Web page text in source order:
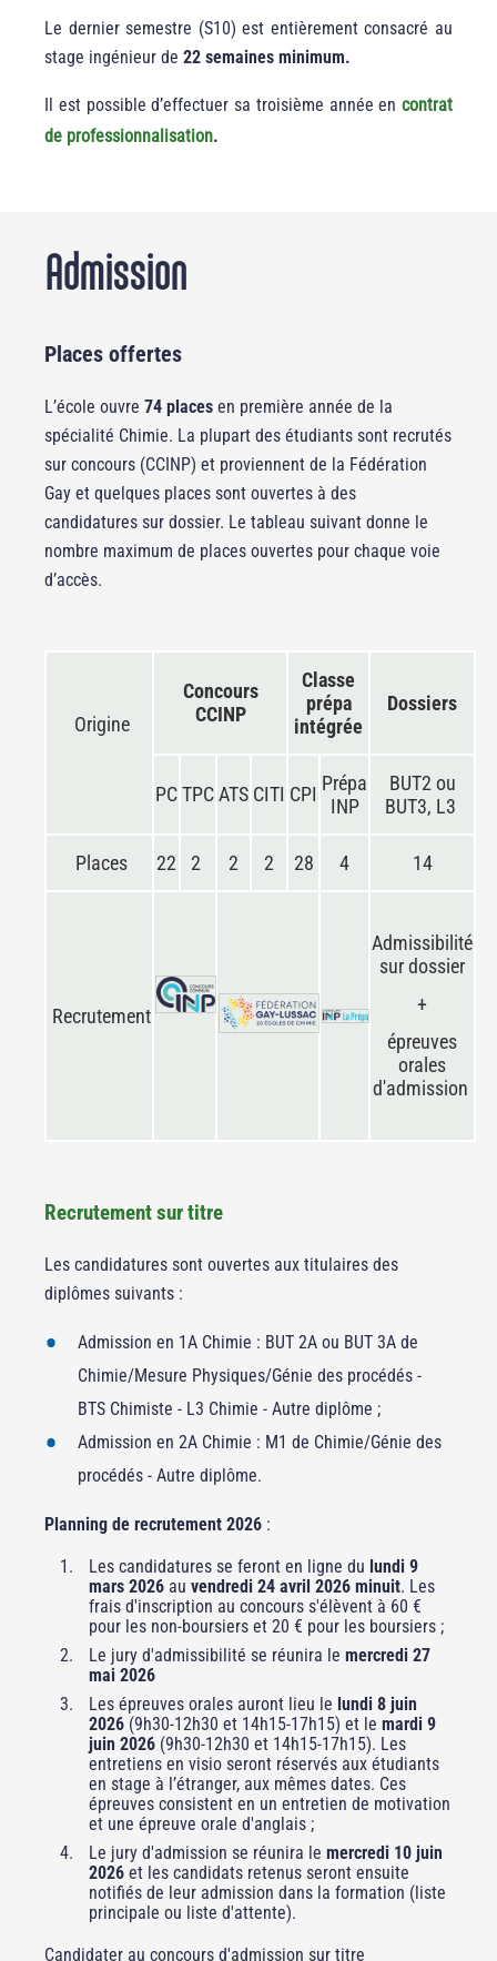
Le dernier semestre (S10) est entièrement consacré au
stage ingénieur de 22 semaines minimum.
Il est possible d’effectuer sa troisième année en contrat
de professionnalisation.
Admission
Places offertes
L’école ouvre 74 places en première année de la
spécialité Chimie. La plupart des étudiants sont recrutés
sur concours (CCINP) et proviennent de la Fédération
Gay et quelques places sont ouvertes à des
candidatures sur dossier. Le tableau suivant donne le
nombre maximum de places ouvertes pour chaque voie
d’accès.
Origine
Concours
CCINP
Classe
prépa
intégrée
Dossiers
PCTPCATS CITI CPI Prépa
INP
BUT2 ou
BUT3, L3
Places 22 2 2 2 28 4 14
Recrutement
Admissibilité
sur dossier
+
épreuves
orales
d'admission
Recrutement sur titre
Les candidatures sont ouvertes aux titulaires des
diplômes suivants :
Admission en 1A Chimie : BUT 2A ou BUT 3A de
Chimie/Mesure Physiques/Génie des procédés -
BTS Chimiste - L3 Chimie - Autre diplôme ;
Admission en 2A Chimie : M1 de Chimie/Génie des
procédés - Autre diplôme.
Planning de recrutement 2026 :
Les candidatures se feront en ligne du lundi 9
mars 2026 au vendredi 24 avril 2026 minuit. Les
frais d'inscription au concours s'élèvent à 60 €
pour les non-boursiers et 20 € pour les boursiers ;
Le jury d'admissibilité se réunira le mercredi 27
mai 2026
Les épreuves orales auront lieu le lundi 8 juin
2026 (9h30-12h30 et 14h15-17h15) et le mardi 9
juin 2026 (9h30-12h30 et 14h15-17h15). Les
entretiens en visio seront réservés aux étudiants
en stage à l’étranger, aux mêmes dates. Ces
épreuves consistent en un entretien de motivation
et une épreuve orale d'anglais ;
Le jury d'admission se réunira le mercredi 10 juin
2026 et les candidats retenus seront ensuite
notifiés de leur admission dans la formation (liste
principale ou liste d'attente).
Candidater au concours d'admission sur titre